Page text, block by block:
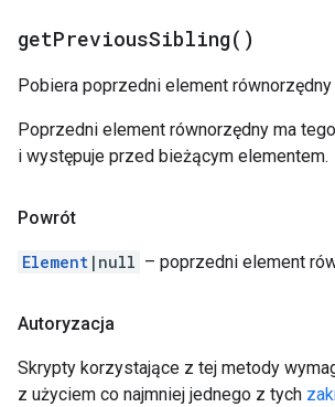
getPreviousSibling( )
Pobiera poprzedni element równorzędny
Poprzedni element równorzędny ma
i występuje przed bieżącym elementem.
Powrót
Element |null – poprzedni element
Autoryzacja
Skrypty korzystające z tej metody
z użyciem co najmniej jednego z tych